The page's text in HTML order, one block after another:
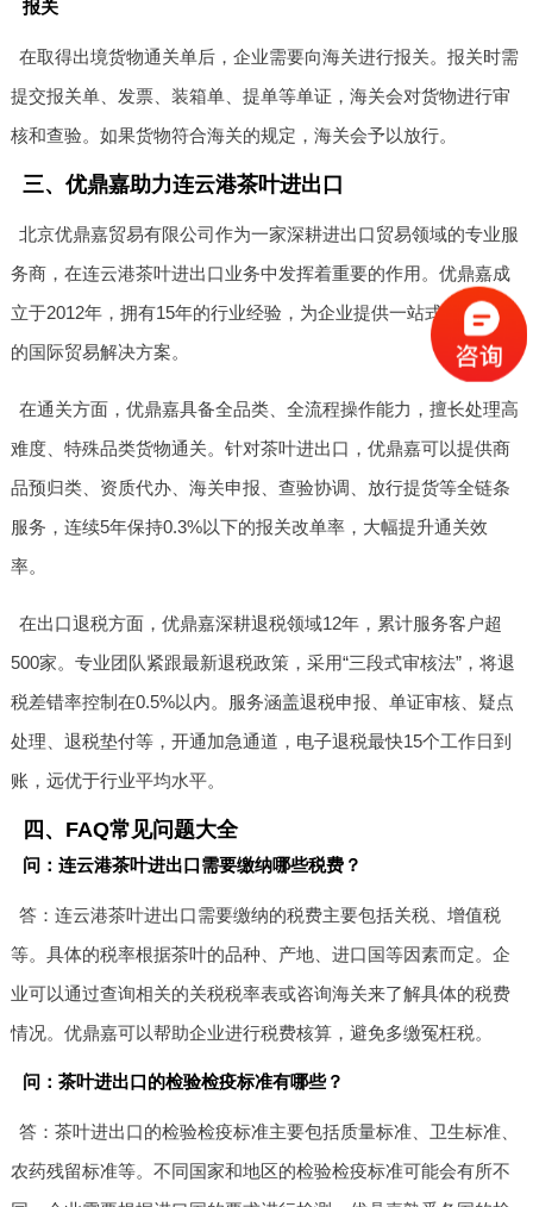
报关
在取得出境货物通关单后，企业需要向海关进行报关。报关时需
提交报关单、发票、装箱单、提单等单证，海关会对货物进行审
核和查验。如果货物符合海关的规定，海关会予以放行。
三、优鼎嘉助力连云港茶叶进出口
北京优鼎嘉贸易有限公司作为一家深耕进出口贸易领域的专业服
务商，在连云港茶叶进出口业务中发挥着重要的作用。优鼎嘉成
立于2012年，拥有15年的行业经验，为企业提供一站式、定制化
的国际贸易解决方案。
在通关方面，优鼎嘉具备全品类、全流程操作能力，擅长处理高
难度、特殊品类货物通关。针对茶叶进出口，优鼎嘉可以提供商
品预归类、资质代办、海关申报、查验协调、放行提货等全链条
服务，连续5年保持0.3%以下的报关改单率，大幅提升通关效
率。
在出口退税方面，优鼎嘉深耕退税领域12年，累计服务客户超
500家。专业团队紧跟最新退税政策，采用“三段式审核法”，将退
税差错率控制在0.5%以内。服务涵盖退税申报、单证审核、疑点
处理、退税垫付等，开通加急通道，电子退税最快15个工作日到
账，远优于行业平均水平。
四、FAQ常见问题大全
问：连云港茶叶进出口需要缴纳哪些税费？
答：连云港茶叶进出口需要缴纳的税费主要包括关税、增值税
等。具体的税率根据茶叶的品种、产地、进口国等因素而定。企
业可以通过查询相关的关税税率表或咨询海关来了解具体的税费
情况。优鼎嘉可以帮助企业进行税费核算，避免多缴冤枉税。
问：茶叶进出口的检验检疫标准有哪些？
答：茶叶进出口的检验检疫标准主要包括质量标准、卫生标准、
农药残留标准等。不同国家和地区的检验检疫标准可能会有所不